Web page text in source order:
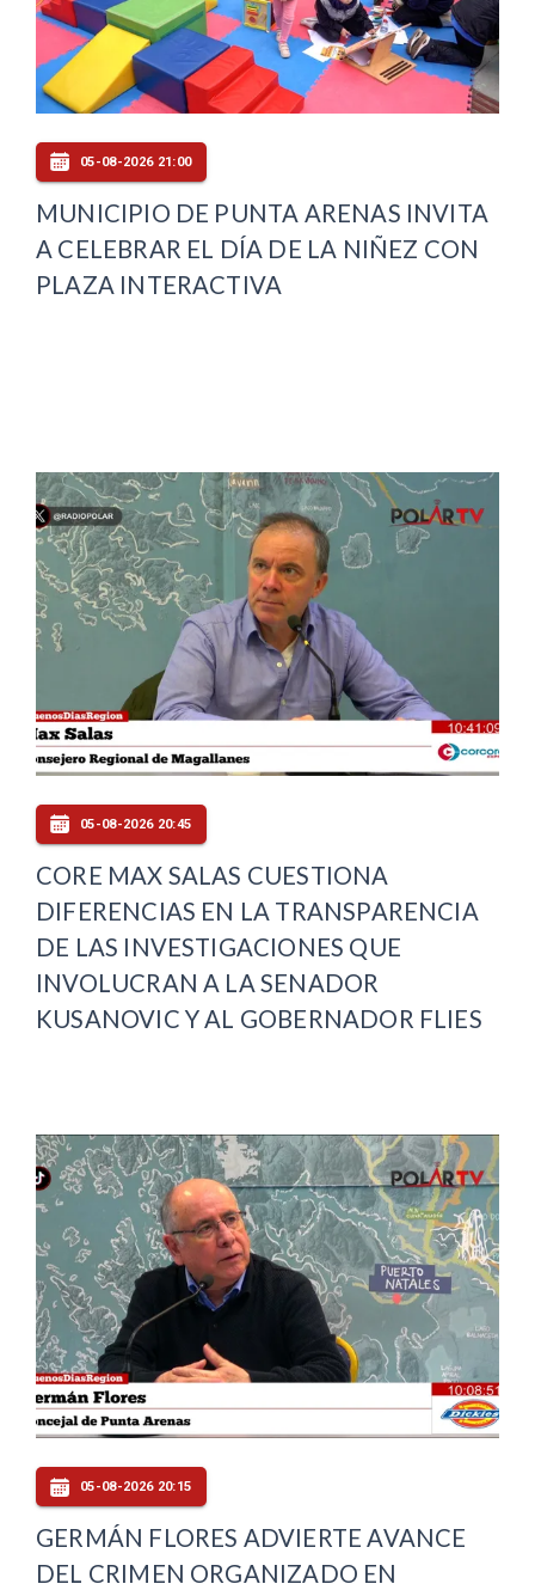
05-08-2026 21:00
MUNICIPIO DE PUNTA ARENAS INVITA
A CELEBRAR EL DÍA DE LA NIÑEZ CON
PLAZA INTERACTIVA
05-08-2026 20:45
CORE MAX SALAS CUESTIONA
DIFERENCIAS EN LA TRANSPARENCIA
DE LAS INVESTIGACIONES QUE
INVOLUCRAN A LA SENADOR
KUSANOVIC Y AL GOBERNADOR FLIES
05-08-2026 20:15
GERMÁN FLORES ADVIERTE AVANCE
DEL CRIMEN ORGANIZADO EN